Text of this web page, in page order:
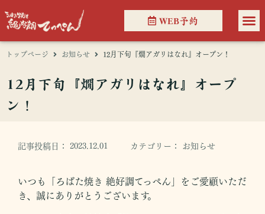
WEB予約
トップページ お知らせ 12月下旬『燗アガリはなれ』オープン！
12月下旬『燗アガリはなれ』オープ
ン！
記事投稿日： 2023.12.01 カテゴリー： お知らせ
いつも「ろばた焼き 絶好調てっぺん」をご愛顧いただ
き、誠にありがとうございます。